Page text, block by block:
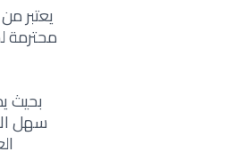
يعتبر
محترمة
بحيث
سهل